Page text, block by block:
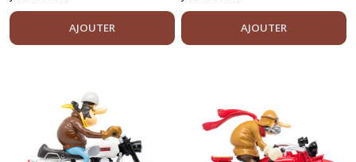
23
AJOUTER AJOUTER
Lledo
(28)